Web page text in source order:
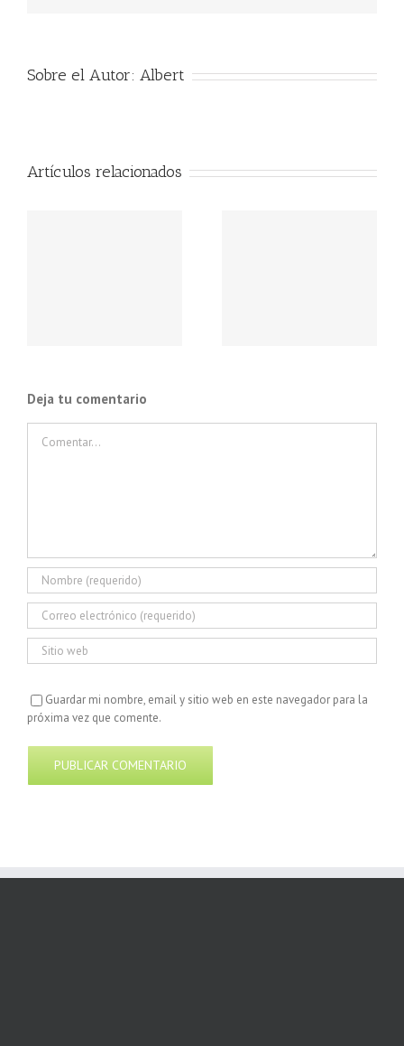
Sobre el Autor: Albert
Artículos relacionados
Deja tu comentario
Guardar mi nombre, email y sitio web en este navegador para la
próxima vez que comente.